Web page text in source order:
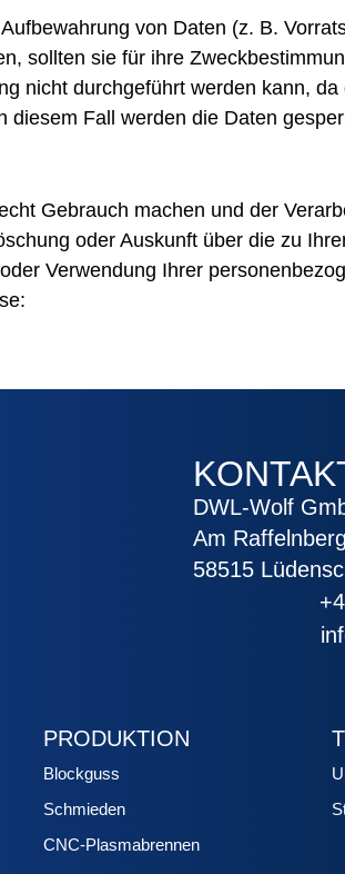
von Daten (z. B.
sollten sie für ihre
nicht durchgeführt werden kann,
Fall werden die Daten
Gebrauch machen und der
oder Auskunft über die zu
Verwendung Ihrer
DWL-Wolf
Am
58515
PRODUKTION
Blockguss
Schmieden
CNC-Plasmabrennen